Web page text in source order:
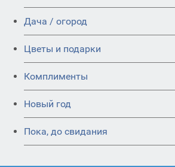
Дача / огород
Цветы и подарки
Комплименты
Новый год
Пока, до свидания